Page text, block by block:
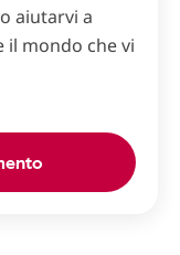
aiutarvi a
il mondo che vi